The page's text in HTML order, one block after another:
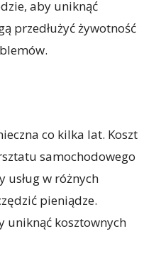
aby uniknąć
przedłużyć żywotność
co kilka lat. Koszt
samochodowego
usług w różnych
pieniądze.
uniknąć kosztownych